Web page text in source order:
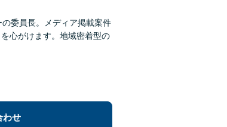
委員長。メディア掲載案件
心がけます。地域密着型の
わせ